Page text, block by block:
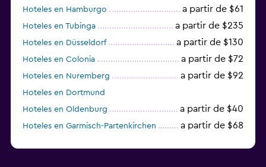
Hoteles en Hamburgo a partir de $61
Hoteles en Tubinga a partir de $235
Hoteles en Düsseldorf a partir de $130
Hoteles en Colonia a partir de $72
Hoteles en Nuremberg a partir de $92
Hoteles en Dortmund
Hoteles en Oldenburg
a partir de $40
Hoteles en Garmisch-Partenkirchen a partir de $68